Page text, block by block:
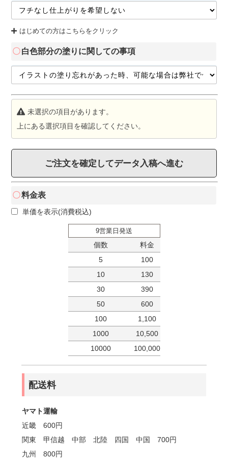
はじめての方はこちらをクリック
白色部分の塗りに関しての事項
未選択の項目があります。
上にある選択項目を確認してください。
ご注文を確定してデータ入稿へ進む
料金表
単価を表示(消費税込)
9営業日発送
個数
料金
5
100
10
130
30
390
50
600
100
1,100
1000
10,500
10000
100,000
配送料
ヤマト運輸
近畿 600円
関東 甲信越 中部 北陸 四国 中国 700円
九州 800円